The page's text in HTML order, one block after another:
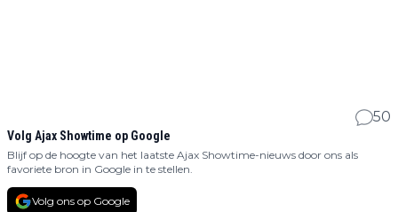
50
Volg Ajax Showtime op Google
Blijf op de hoogte van het laatste Ajax Showtime-nieuws door ons als
favoriete bron in Google in te stellen.
Volg ons op Google